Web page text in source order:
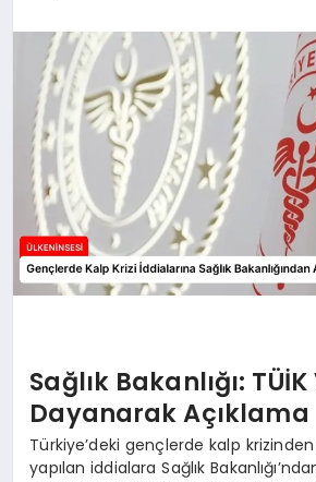
SPOR
TEKNOLOJI
YAŞAM
MALATYA HABERLERI
Sağlık Bakanlığı:
Dayanarak Açıklama
Türkiye’deki gençlerde kalp
yapılan iddialara Sağlık